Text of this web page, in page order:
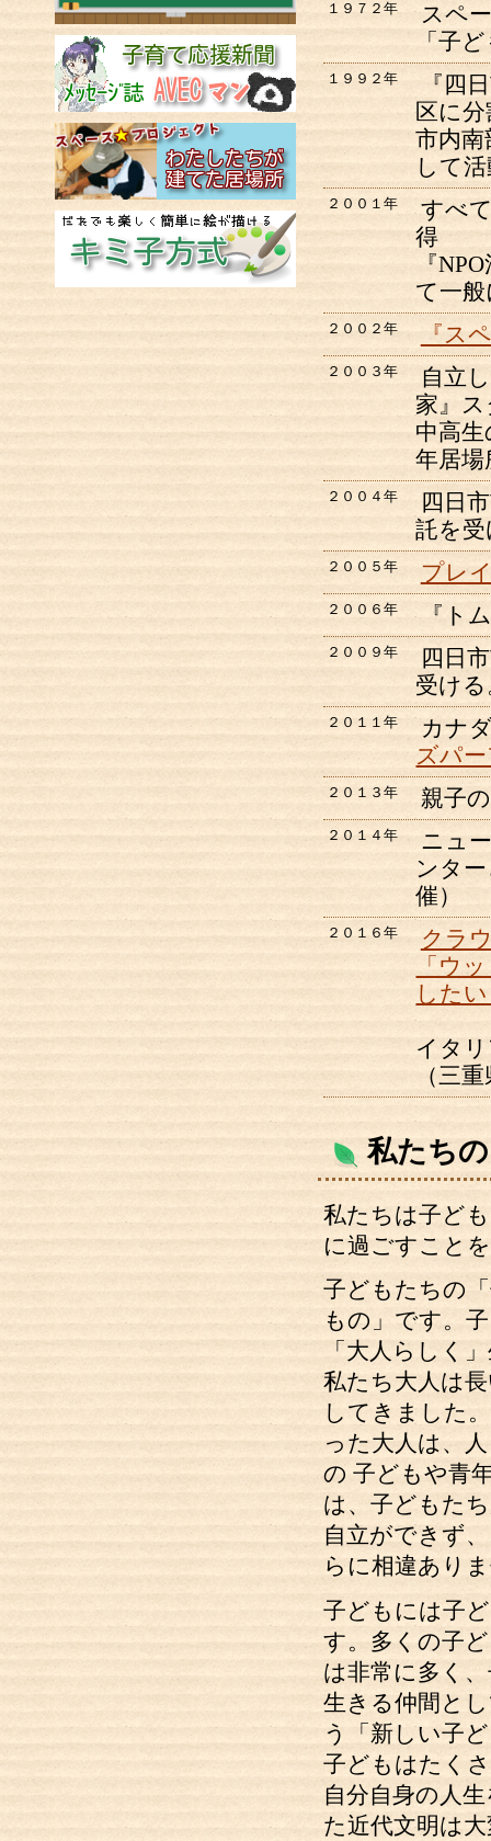
１９７２年
スペ
「子
１９９２年
『四
区に分
市内
して
２００１年
すべ
得
『
て一
２００２年 『ス
２００３年
自立
家』
中高
年居
２００４年
四日
託を
２００５年 プレ
２００６年 『ト
２００９年
四日
受け
２０１１年
カナ
ズパ
２０１３年 親子
２０１４年
ニュ
ンタ
催）
２０１６年
クラ
「ウ
した
イタ
（三
私たち
私たちは子ど
に過ごすこと
子どもたちの
もの」です。
「大人らしく
私たち大人は
してきました
った大人は、
の 子どもや青
は、子どもた
自立ができず
らに相違あり
子どもには子
す。多くの子
は非常に多く
生きる仲間と
う「新しい子
子どもはたく
自分自身の人
た近代文明は